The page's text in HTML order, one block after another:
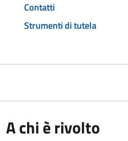
Contatti
Strumenti di tutela
A chi è rivolto